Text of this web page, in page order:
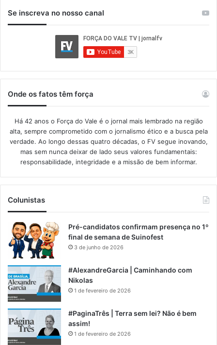
Se inscreva no nosso canal
Onde os fatos têm força
Há 42 anos o Força do Vale é o jornal mais lembrado na região
alta, sempre comprometido com o jornalismo ético e a busca pela
verdade. Ao longo dessas quatro décadas, o FV segue inovando,
mas sem nunca deixar de lado seus valores fundamentais:
responsabilidade, integridade e a missão de bem informar.​
Colunistas
Pré-candidatos confirmam presença no 1º
final de semana de Suinofest
3 de junho de 2026
#AlexandreGarcia | Caminhando com
Nikolas
1 de fevereiro de 2026
#PaginaTrês | Terra sem lei? Não é bem
assim!
1 de fevereiro de 2026